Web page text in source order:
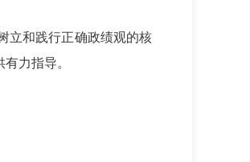
立和践行正确政绩观的核
力指导。